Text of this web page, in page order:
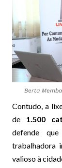
Berta
Contudo, a
de 1.500
defende
trabalhadora
valioso à